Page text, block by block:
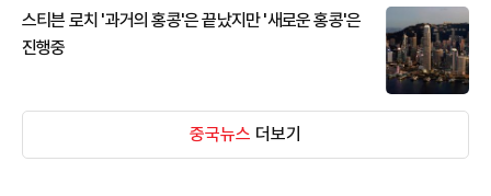
스티븐 로치 '과거의 홍콩'은 끝났지만 '새로운 홍콩'은
진행중
중국뉴스 더보기